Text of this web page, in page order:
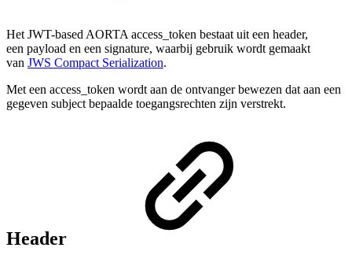
Het JWT-based AORTA access_token bestaat uit een header,
een payload en een signature, waarbij gebruik wordt gemaakt
van JWS Compact Serialization.
Met een access_token wordt aan de ontvanger bewezen dat aan een
gegeven subject bepaalde toegangsrechten zijn verstrekt.
Header